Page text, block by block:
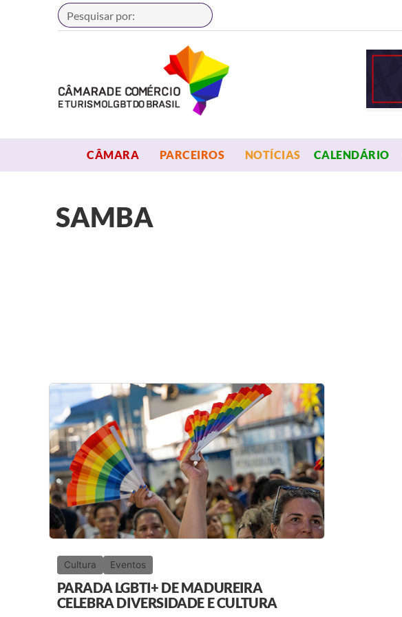
Buscar
CÂMARA OPEN MENU
PARCEIROS OPEN MENU
NOTÍCIAS CALENDÁRIO
SAMBA
Cultura Eventos
PARADA LGBTI+ DE MADUREIRA
CELEBRA DIVERSIDADE E CULTURA